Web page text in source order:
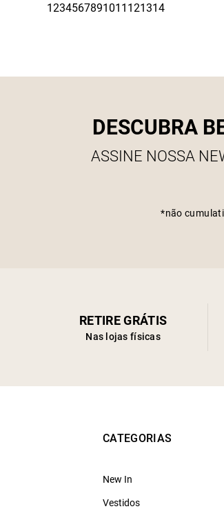
DESCUBRA
ASSINE NOSSA
*não
RETIRE GRÁTIS
Nas lojas físicas
CATEGORIAS
New In
Vestidos